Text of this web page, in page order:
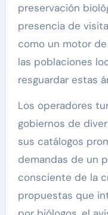
preservación
presencia de
como un motor
las poblaciones
resguardar estas
Los operadores
gobiernos de
sus catálogos
demandas de un
consciente de la
propuestas que